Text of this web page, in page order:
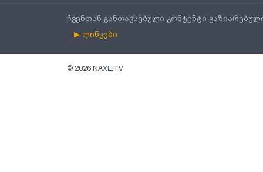
ჩვენთან განთავსებული კონტენტი
▶ ლინკები
© 2026 NAXE.TV